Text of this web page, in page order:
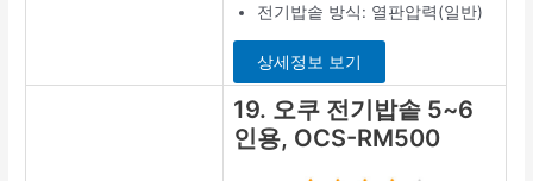
전기밥솥 방식: 열판압력(일반)
상세정보 보기
19. 오쿠 전기밥솥 5~6
인용, OCS-RM500